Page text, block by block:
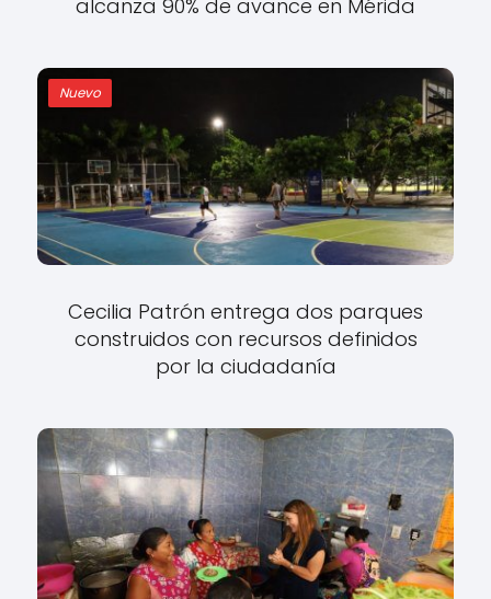
alcanza 90% de avance en Mérida
Nuevo
Cecilia Patrón entrega dos parques
construidos con recursos definidos
por la ciudadanía